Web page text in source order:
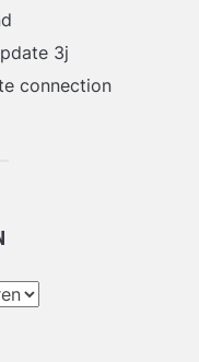
3j
connection